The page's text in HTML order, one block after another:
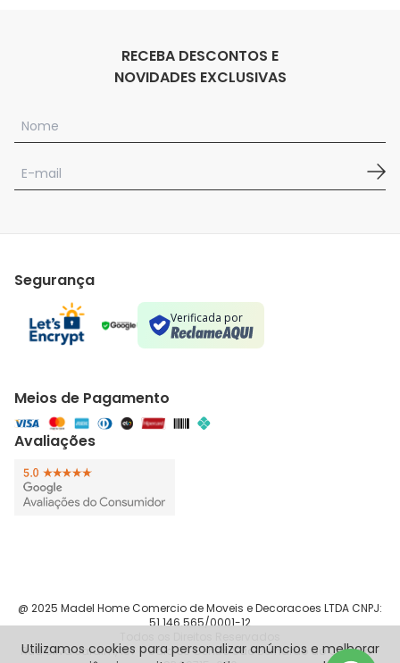
RECEBA DESCONTOS E
NOVIDADES EXCLUSIVAS
Segurança
Verificada por
Meios de Pagamento
Avaliações
@ 2025 Madel Home Comercio de Moveis e Decoracoes LTDA CNPJ:
51.146.565/0001-12
Rua Silva Jardim, 187 - Sala 83 Centro São Bernardo do Campo -
Utilizamos cookies para personalizar anúncios e melhorar